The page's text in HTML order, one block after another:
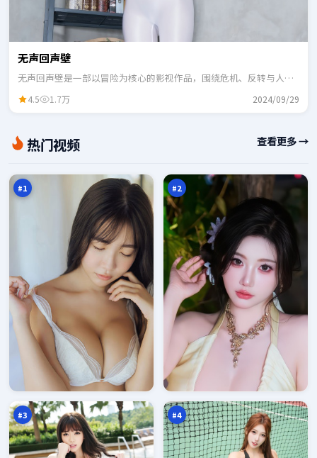
无声回声壁
无声回声壁是一部以冒险为核心的影视作品，围绕危机、反转与人物
4.5 1.7万 2024/09/29
热门视频 查看更多 →
#1
章
围 98
#2
#3
逐
日
影万
#4
光
零
点
万